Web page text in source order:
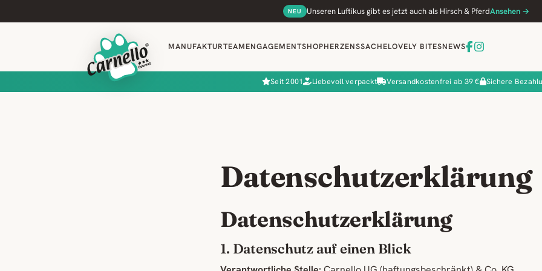
NEU Unseren Luftikus gibt es jetzt auch als Hirsch & PferdAnsehen →
MANUFAKTURTEAMENGAGEMENTSHOPHERZENSSACHELOVELY BITESNEWS
Seit 2001 Liebevoll verpackt Versandkostenfrei ab 39 € Sichere
Datenschutzerklärung
Datenschutzerklärung
1. Datenschutz auf einen Blick